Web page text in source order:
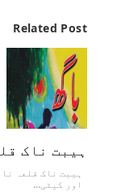
Related Post
ہیبت ناک
ہیبت ناک قلعہ
اور کیٹی…